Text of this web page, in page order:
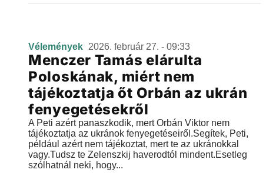
Vélemények 2026. február 27. - 09:33
Menczer Tamás elárulta
Poloskának, miért nem
tájékoztatja őt Orbán az ukrán
fenyegetésekről
A Peti azért panaszkodik, mert Orbán Viktor nem
tájékoztatja az ukránok fenyegetéseiről.Segítek, Peti,
például azért nem tájékoztat, mert te az ukránokkal
vagy.Tudsz te Zelenszkij haverodtól mindent.Esetleg
szólhatnál neki, hogy...